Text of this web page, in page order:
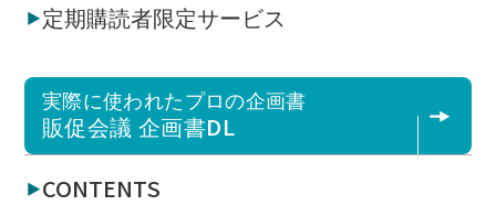
定期購読者限定サービス
実際に使われたプロの企画書
販促会議 企画書DL
CONTENTS